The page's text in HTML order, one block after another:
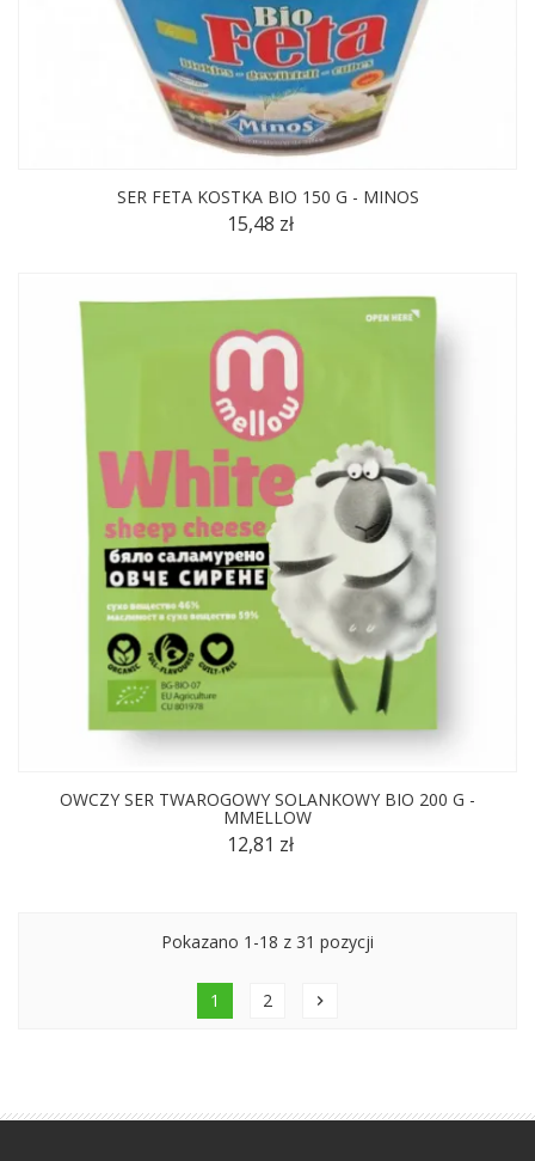
SER FETA KOSTKA BIO 150 G - MINOS
15,48 zł
OWCZY SER TWAROGOWY SOLANKOWY BIO 200 G -
MMELLOW
12,81 zł
Pokazano 1-18 z 31 pozycji
1 2 chevron_right